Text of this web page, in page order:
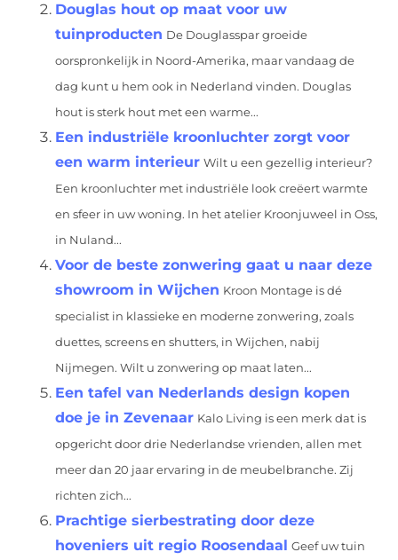
Douglas hout op maat voor uw
tuinproducten De Douglasspar groeide
oorspronkelijk in Noord-Amerika, maar vandaag de
dag kunt u hem ook in Nederland vinden. Douglas
hout is sterk hout met een warme...
Een industriële kroonluchter zorgt voor
een warm interieur Wilt u een gezellig interieur?
Een kroonluchter met industriële look creëert warmte
en sfeer in uw woning. In het atelier Kroonjuweel in Oss,
in Nuland...
Voor de beste zonwering gaat u naar deze
showroom in Wijchen Kroon Montage is dé
specialist in klassieke en moderne zonwering, zoals
duettes, screens en shutters, in Wijchen, nabij
Nijmegen. Wilt u zonwering op maat laten...
Een tafel van Nederlands design kopen
doe je in Zevenaar Kalo Living is een merk dat is
opgericht door drie Nederlandse vrienden, allen met
meer dan 20 jaar ervaring in de meubelbranche. Zij
richten zich...
Prachtige sierbestrating door deze
hoveniers uit regio Roosendaal Geef uw tuin